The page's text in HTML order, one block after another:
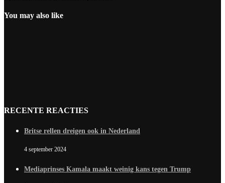
You may also like
RECENTE REACTIES
Britse rellen dreigen ook in Nederland
4 september 2024
Mediaprinses Kamala maakt weinig kans tegen Trump